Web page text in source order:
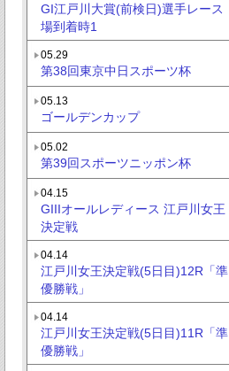
GI江戸川大賞(前検日)選手レース
場到着時1
05.29
第38回東京中日スポーツ杯
05.13
ゴールデンカップ
05.02
第39回スポーツニッポン杯
04.15
GIIIオールレディース 江戸川女王
決定戦
04.14
江戸川女王決定戦(5日目)12R「準
優勝戦」
04.14
江戸川女王決定戦(5日目)11R「準
優勝戦」